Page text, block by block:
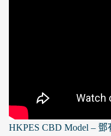
HKPES CBD Model – 鄧